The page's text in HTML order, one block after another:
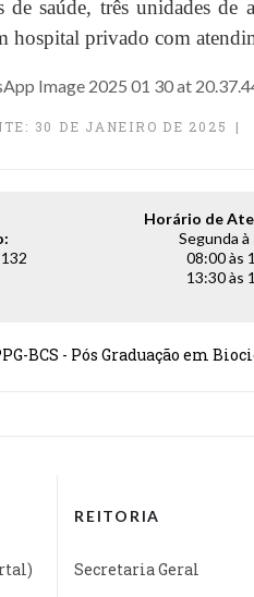
de saúde, três unidades
hospital privado com
30 DE JANEIRO DE 2025
Horário de
Segunda
08:00 às
13:30 às
BCS - Pós Graduação em
REITORIA
Secretaria Geral